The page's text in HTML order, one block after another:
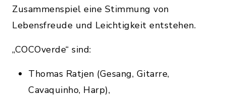
Zusammenspiel eine Stimmung von
Lebensfreude und Leichtigkeit entstehen.
„COCOverde“ sind:
Thomas Ratjen (Gesang, Gitarre,
Cavaquinho, Harp),